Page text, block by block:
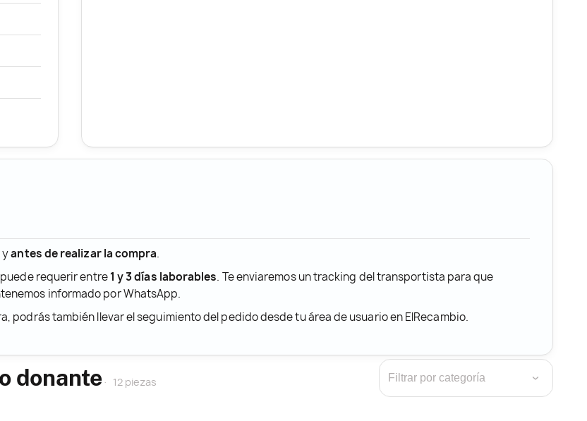
yantes de realizar la compra.
requerir entre1 y 3 días laborables. Te enviaremos un tracking del transportista para que
informado por WhatsApp.
podrás también llevar el seguimiento del pedido desde tu área de usuario en ElRecambio.
donante 12 piezas ›